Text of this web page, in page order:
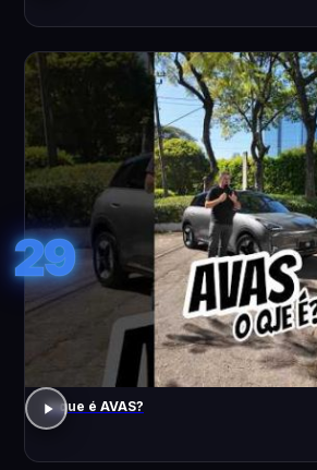
29
o que é AVAS?